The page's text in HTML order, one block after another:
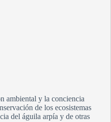
ambiental y la conciencia
de los ecosistemas
del águila arpía y de otras